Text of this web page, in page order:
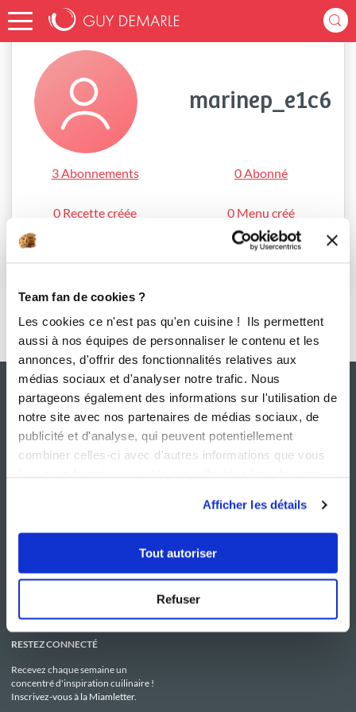
Team fan de cookies ?
Les cookies ce n'est pas qu'en cuisine ! Ils permettent
aussi à nos équipes de personnaliser le contenu et les
annonces, d'offrir des fonctionnalités relatives aux
médias sociaux et d'analyser notre trafic. Nous
partageons également des informations sur l'utilisation de
notre site avec nos partenaires de médias sociaux, de
publicité et d'analyse, qui peuvent potentiellement
combiner celles-ci avec d'autres informations que vous
Afficher les détails
Tout autoriser
Refuser
Accueil marinep_e1c6
marinep_e1c6
3 Abonnements 0 Abonné
0 Recette créée 0 Menu créé
Le Mag'
Boutique
C.G.U
Politique de confidentialité
Utilisation des Cookies
RESTEZ CONNECTÉ
Recevez chaque semaine un
concentré d'inspiration cuilinaire !
Inscrivez-vous à la Miamletter.